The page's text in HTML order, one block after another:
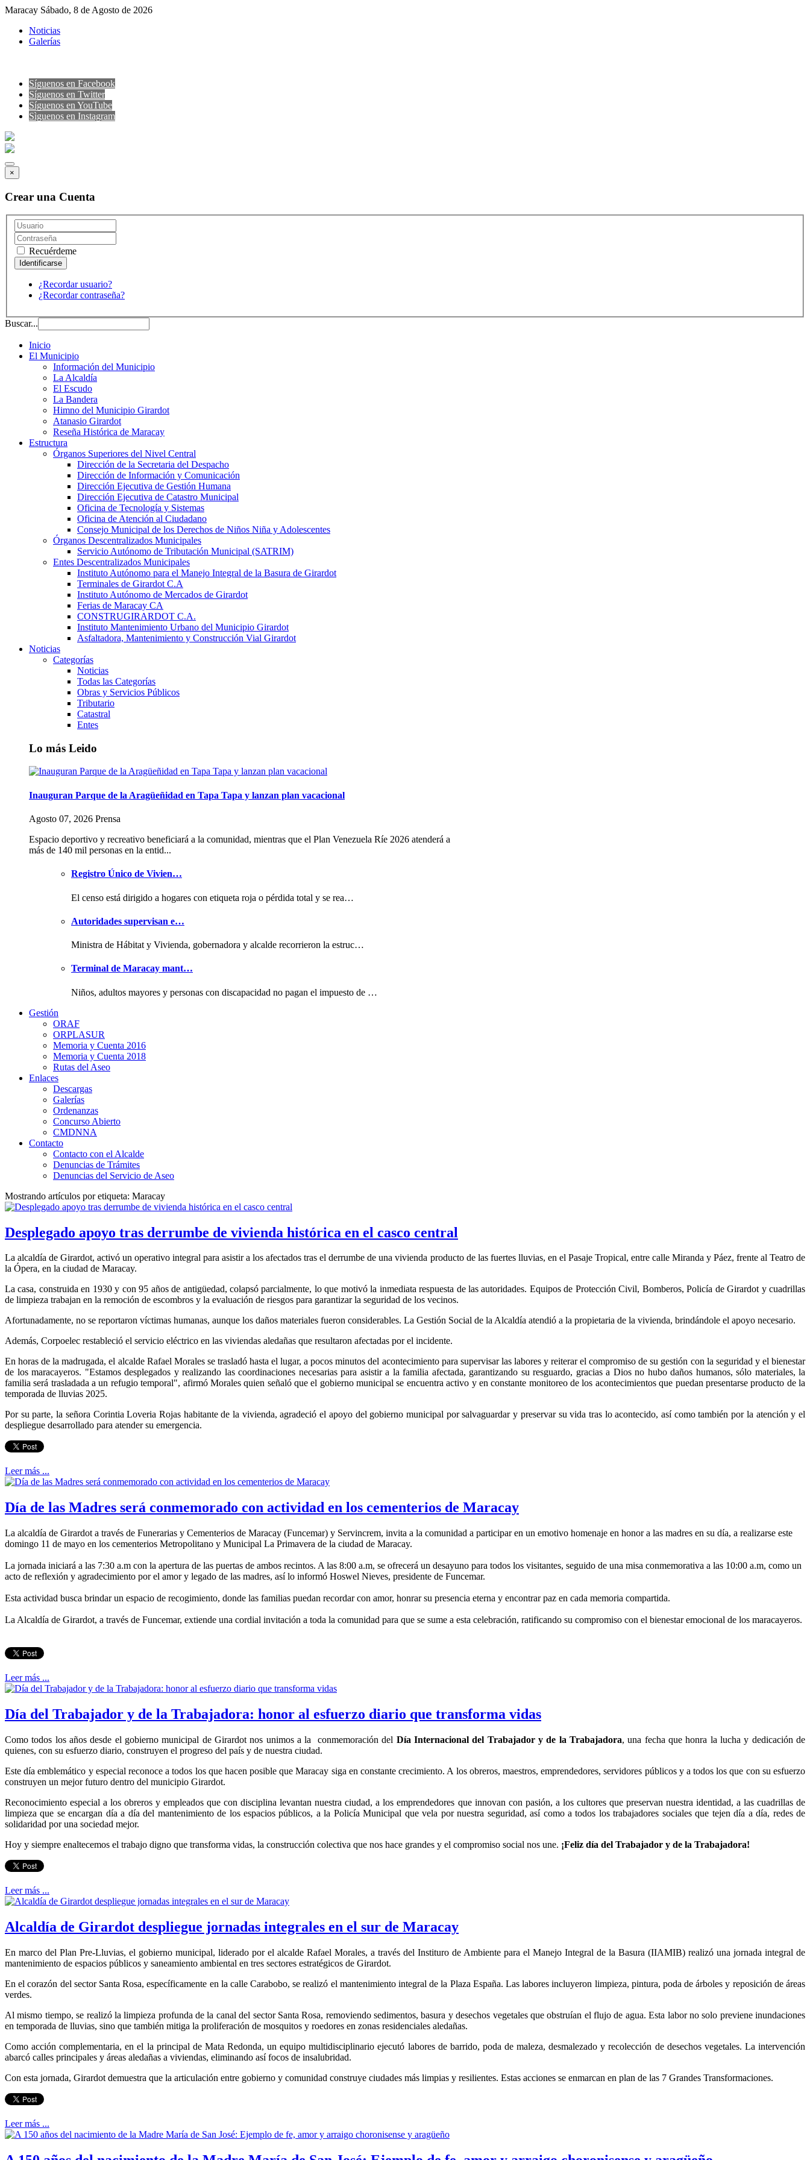
Maracay Sábado, 8 de Agosto de 2026
Noticias
Galerías
Síguenos en Facebook
Síguenos en Twitter
Síguenos en YouTube
Sìguenos en Instagram
×
Crear una Cuenta
Recuérdeme
¿Recordar usuario?
¿Recordar contraseña?
Buscar...
Inicio
El Municipio
Información del Municipio
La Alcaldía
El Escudo
La Bandera
Himno del Municipio Girardot
Atanasio Girardot
Reseña Histórica de Maracay
Estructura
Órganos Superiores del Nivel Central
Dirección de la Secretaria del Despacho
Dirección de Información y Comunicación
Dirección Ejecutiva de Gestión Humana
Dirección Ejecutiva de Catastro Municipal
Oficina de Tecnología y Sistemas
Oficina de Atención al Ciudadano
Consejo Municipal de los Derechos de Niños Niña y Adolescentes
Órganos Descentralizados Municipales
Servicio Autónomo de Tributación Municipal (SATRIM)
Entes Descentralizados Municipales
Instituto Autónomo para el Manejo Integral de la Basura de Girardot
Terminales de Girardot C.A
Instituto Autónomo de Mercados de Girardot
Ferias de Maracay CA
CONSTRUGIRARDOT C.A.
Instituto Mantenimiento Urbano del Municipio Girardot
Asfaltadora, Mantenimiento y Construcción Vial Girardot
Noticias
Categorías
Noticias
Todas las Categorías
Obras y Servicios Públicos
Tributario
Catastral
Entes
Lo más Leido
Inauguran Parque de la Aragüeñidad en Tapa Tapa y lanzan plan vacacional
Agosto 07, 2026 Prensa
Espacio deportivo y recreativo beneficiará a la comunidad, mientras que el Plan Venezuela Ríe 2026 atenderá a
más de 140 mil personas en la entid...
Registro Único de Vivien…
El censo está dirigido a hogares con etiqueta roja o pérdida total y se rea…
Autoridades supervisan e…
Ministra de Hábitat y Vivienda, gobernadora y alcalde recorrieron la estruc…
Terminal de Maracay mant…
Niños, adultos mayores y personas con discapacidad no pagan el impuesto de …
Gestión
ORAF
ORPLASUR
Memoria y Cuenta 2016
Memoria y Cuenta 2018
Rutas del Aseo
Enlaces
Descargas
Galerías
Ordenanzas
Concurso Abierto
CMDNNA
Contacto
Contacto con el Alcalde
Denuncias de Trámites
Denuncias del Servicio de Aseo
Mostrando artículos por etiqueta: Maracay
Desplegado apoyo tras derrumbe de vivienda histórica en el casco central
La alcaldía de Girardot, activó un operativo integral para asistir a los afectados tras el derrumbe de una vivienda producto de las fuertes lluvias, en el Pasaje Tropical, entre calle Miranda y Páez, frente al Teatro de
la Ópera, en la ciudad de Maracay.
La casa, construida en 1930 y con 95 años de antigüedad, colapsó parcialmente, lo que motivó la inmediata respuesta de las autoridades. Equipos de Protección Civil, Bomberos, Policía de Girardot y cuadrillas
de limpieza trabajan en la remoción de escombros y la evaluación de riesgos para garantizar la seguridad de los vecinos.
Afortunadamente, no se reportaron víctimas humanas, aunque los daños materiales fueron considerables. La Gestión Social de la Alcaldía atendió a la propietaria de la vivienda, brindándole el apoyo necesario.
Además, Corpoelec restableció el servicio eléctrico en las viviendas aledañas que resultaron afectadas por el incidente.
En horas de la madrugada, el alcalde Rafael Morales se trasladó hasta el lugar, a pocos minutos del acontecimiento para supervisar las labores y reiterar el compromiso de su gestión con la seguridad y el bienestar
de los maracayeros. "Estamos desplegados y realizando las coordinaciones necesarias para asistir a la familia afectada, garantizando su resguardo, gracias a Dios no hubo daños humanos, sólo materiales, la
familia será trasladada a un refugio temporal", afirmó Morales quien señaló que el gobierno municipal se encuentra activo y en constante monitoreo de los acontecimientos que puedan presentarse producto de la
temporada de lluvias 2025.
Por su parte, la señora Corintia Loveria Rojas habitante de la vivienda, agradeció el apoyo del gobierno municipal por salvaguardar y preservar su vida tras lo acontecido, así como también por la atención y el
despliegue desarrollado para atender su emergencia.
Leer más ...
Día de las Madres será conmemorado con actividad en los cementerios de Maracay
La alcaldía de Girardot a través de Funerarias y Cementerios de Maracay (Funcemar) y Servincrem, invita a la comunidad a participar en un emotivo homenaje en honor a las madres en su día, a realizarse este
domingo 11 de mayo en los cementerios Metropolitano y Municipal La Primavera de la ciudad de Maracay.
La jornada iniciará a las 7:30 a.m con la apertura de las puertas de ambos recintos. A las 8:00 a.m, se ofrecerá un desayuno para todos los visitantes, seguido de una misa conmemorativa a las 10:00 a.m, como un
acto de reflexión y agradecimiento por el amor y legado de las madres, así lo informó Hoswel Nieves, presidente de Funcemar.
Esta actividad busca brindar un espacio de recogimiento, donde las familias puedan recordar con amor, honrar su presencia eterna y encontrar paz en cada memoria compartida.
La Alcaldía de Girardot, a través de Funcemar, extiende una cordial invitación a toda la comunidad para que se sume a esta celebración, ratificando su compromiso con el bienestar emocional de los maracayeros.
Leer más ...
Día del Trabajador y de la Trabajadora: honor al esfuerzo diario que transforma vidas
Como todos los años desde el gobierno municipal de Girardot nos unimos a la conmemoración del Día Internacional del Trabajador y de la Trabajadora, una fecha que honra la lucha y dedicación de
quienes, con su esfuerzo diario, construyen el progreso del país y de nuestra ciudad.
Este día emblemático y especial reconoce a todos los que hacen posible que Maracay siga en constante crecimiento. A los obreros, maestros, emprendedores, servidores públicos y a todos los que con su esfuerzo
construyen un mejor futuro dentro del municipio Girardot.
Reconocimiento especial a los obreros y empleados que con disciplina levantan nuestra ciudad, a los emprendedores que innovan con pasión, a los cultores que preservan nuestra identidad, a las cuadrillas de
limpieza que se encargan día a día del mantenimiento de los espacios públicos, a la Policía Municipal que vela por nuestra seguridad, así como a todos los trabajadores sociales que tejen día a día, redes de
solidaridad por una sociedad mejor.
Hoy y siempre enaltecemos el trabajo digno que transforma vidas, la construcción colectiva que nos hace grandes y el compromiso social nos une. ¡Feliz día del Trabajador y de la Trabajadora!
Leer más ...
Alcaldía de Girardot despliegue jornadas integrales en el sur de Maracay
En marco del Plan Pre-Lluvias, el gobierno municipal, liderado por el alcalde Rafael Morales, a través del Instituro de Ambiente para el Manejo Integral de la Basura (IIAMIB) realizó una jornada integral de
mantenimiento de espacios públicos y saneamiento ambiental en tres sectores estratégicos de Girardot.
En el corazón del sector Santa Rosa, específicamente en la calle Carabobo, se realizó el mantenimiento integral de la Plaza España. Las labores incluyeron limpieza, pintura, poda de árboles y reposición de áreas
verdes.
Al mismo tiempo, se realizó la limpieza profunda de la canal del sector Santa Rosa, removiendo sedimentos, basura y desechos vegetales que obstruían el flujo de agua. Esta labor no solo previene inundaciones
en temporada de lluvias, sino que también mitiga la proliferación de mosquitos y roedores en zonas residenciales aledañas.
Como acción complementaria, en el la principal de Mata Redonda, un equipo multidisciplinario ejecutó labores de barrido, poda de maleza, desmalezado y recolección de desechos vegetales. La intervención
abarcó calles principales y áreas aledañas a viviendas, eliminando así focos de insalubridad.
Con esta jornada, Girardot demuestra que la articulación entre gobierno y comunidad construye ciudades más limpias y resilientes. Estas acciones se enmarcan en plan de las 7 Grandes Transformaciones.
Leer más ...